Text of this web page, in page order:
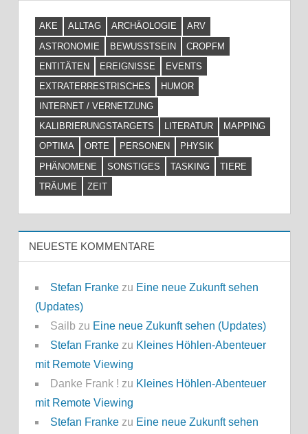
AKE ALLTAG ARCHÄOLOGIE
ARV
ASTRONOMIE
BEWUSSTSEIN
CROPFM
ENTITÄTEN
EREIGNISSE
EVENTS
EXTRATERRESTRISCHES
HUMOR
INTERNET / VERNETZUNG
KALIBRIERUNGSTARGETS
LITERATUR
MAPPING
OPTIMA
ORTE PERSONEN
PHYSIK
PHÄNOMENE
SONSTIGES TASKING
TIERE
TRÄUME
ZEIT
NEUESTE KOMMENTARE
Stefan Frankezu Eine neue Zukunft sehen
(Updates)
Sailb zu Eine neue Zukunft sehen (Updates)
Stefan Frankezu Kleines Höhlen-Abenteuer
mit Remote Viewing
Danke Frank ! zu Kleines Höhlen-Abenteuer
mit Remote Viewing
Stefan Frankezu Eine neue Zukunft sehen